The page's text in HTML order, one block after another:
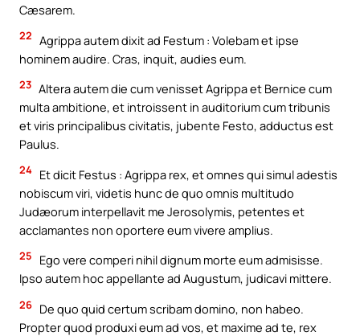
Cæsarem.
22 Agrippa autem dixit ad Festum : Volebam et ipse
hominem audire. Cras, inquit, audies eum.
23 Altera autem die cum venisset Agrippa et Bernice cum
multa ambitione, et introissent in auditorium cum tribunis
et viris principalibus civitatis, jubente Festo, adductus est
Paulus.
24 Et dicit Festus : Agrippa rex, et omnes qui simul adestis
nobiscum viri, videtis hunc de quo omnis multitudo
Judæorum interpellavit me Jerosolymis, petentes et
acclamantes non oportere eum vivere amplius.
25
Ego vere comperi nihil dignum morte eum admisisse.
Ipso autem hoc appellante ad Augustum, judicavi mittere.
26 De quo quid certum scribam domino, non habeo.
Propter quod produxi eum ad vos, et maxime ad te, rex